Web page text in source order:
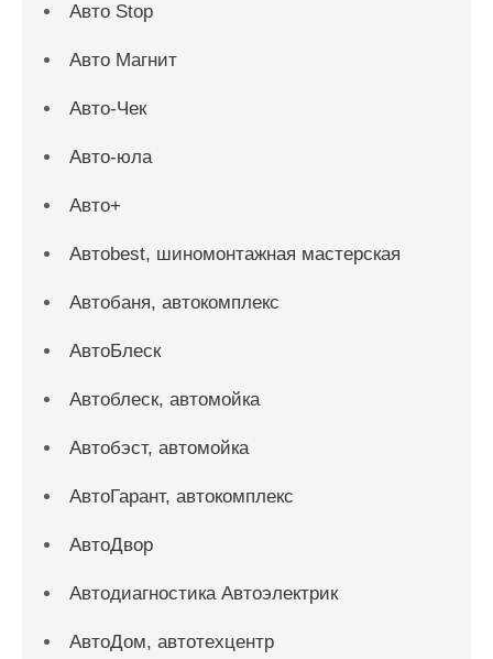
Авто Stop
Авто Магнит
Авто-Чек
Авто-юла
Авто+
Автоbest, шиномонтажная мастерская
Автобаня, автокомплекс
АвтоБлеск
Автоблеск, автомойка
Автобэст, автомойка
АвтоГарант, автокомплекс
АвтоДвор
Автодиагностика Автоэлектрик
АвтоДом, автотехцентр